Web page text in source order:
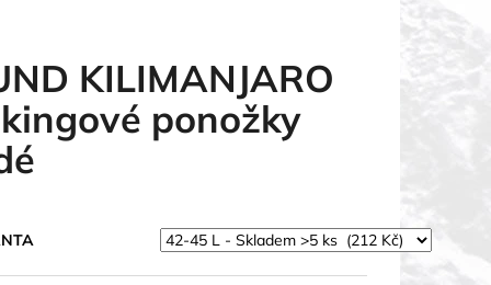
KILIMANJARO
ponožky
BĚŽECKÉ TRAILOVÉ